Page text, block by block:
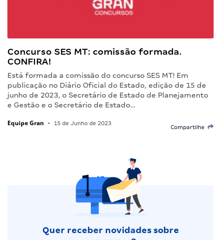
Concurso SES MT: comissão formada.
CONFIRA!
Está formada a comissão do concurso SES MT! Em
publicação no Diário Oficial do Estado, edição de 15 de
junho de 2023, o Secretário de Estado de Planejamento
e Gestão e o Secretário de Estado…
Equipe Gran • 15 de Junho de 2023
Compartilhe
Quer receber novidades sobre